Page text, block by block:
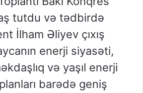
tutdu və tədbirdə
İlham Əliyev çıxış
enerji siyasəti,
və yaşıl enerji
barədə geniş